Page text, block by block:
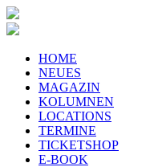
HOME
NEUES
MAGAZIN
KOLUMNEN
LOCATIONS
TERMINE
TICKETSHOP
E-BOOK